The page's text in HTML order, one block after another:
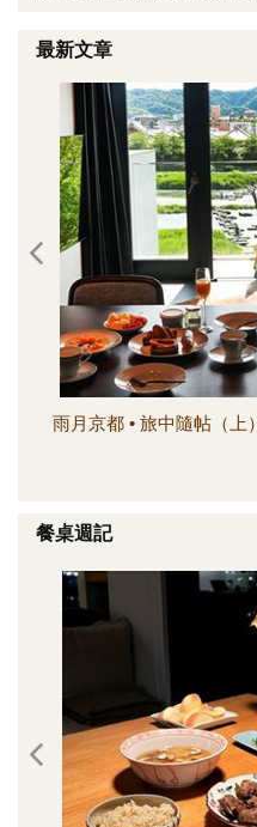
關於Yilan
個人著作
活動實況記錄
媒體報導一覽
合作與代言
訂閱電子報
最新文章
雨月京都 • 旅中隨帖（上）
餐桌週記